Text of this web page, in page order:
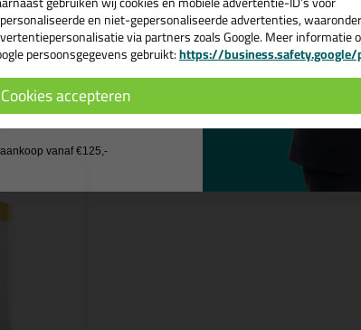
je meer weten over de toepassing en kenmerken van dit product?
en niet-gepersonaliseerde advertenties, waaronder
via partners zoals Google. Meer informatie
persoonsgegevens gebruikt:https://
Cookies accepteren
de actiecode ›
geen cadeau
vanaf €125,-